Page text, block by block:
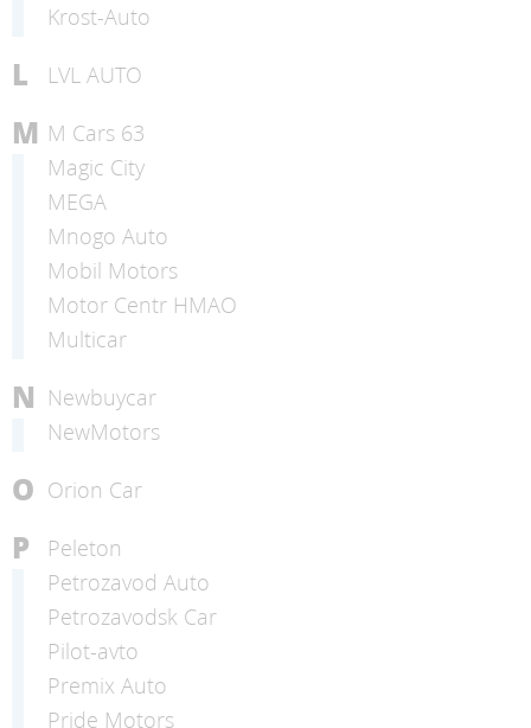
Krost-Auto
L LVL AUTO
M M Cars 63
Magic City
MEGA
Mnogo Auto
Mobil Motors
Motor Centr HMAO
Multicar
N Newbuycar
NewMotors
O Orion Car
P
Peleton
Petrozavod Auto
Petrozavodsk Car
Pilot-avto
Premix Auto
Pride Motors